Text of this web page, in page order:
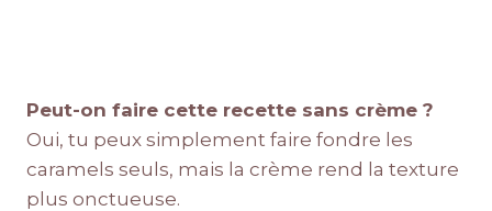
Peut-on faire cette recette sans crème ?
Oui, tu peux simplement faire fondre les
caramels seuls, mais la crème rend la texture
plus onctueuse.